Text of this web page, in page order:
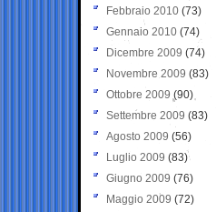
Febbraio 2010 (73)
Gennaio 2010 (74)
Dicembre 2009 (74)
Novembre 2009 (83)
Ottobre 2009 (90)
Settembre 2009 (83)
Agosto 2009 (56)
Luglio 2009 (83)
Giugno 2009 (76)
Maggio 2009 (72)